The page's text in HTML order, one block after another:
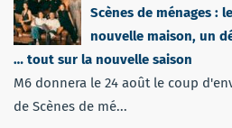
Scènes de ménages :
nouvelle maison, un
… tout sur la nouvelle saison
M6 donnera le 24 août le coup
de Scènes de mé...